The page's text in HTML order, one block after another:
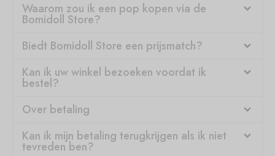
Waarom zou ik een pop kopen via de
Bomidoll Store?
Biedt Bomidoll Store een prijsmatch?
Kan ik uw winkel bezoeken voordat ik
bestel?
Over betaling
Kan ik mijn betaling terugkrijgen als ik niet
tevreden ben?